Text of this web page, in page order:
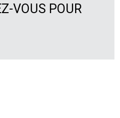
VOUS POUR